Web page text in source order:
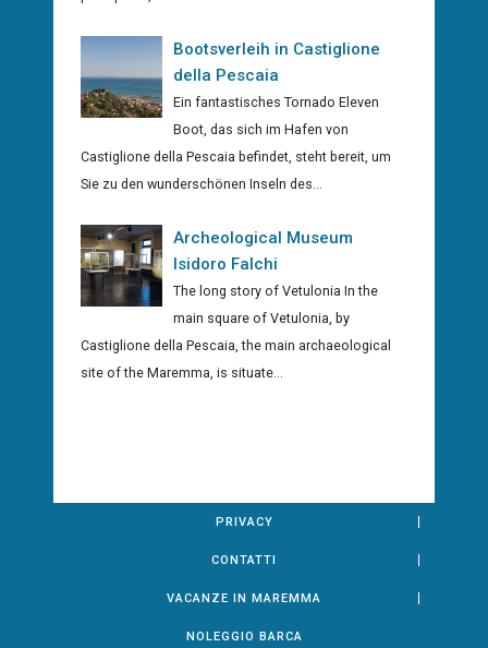
Bootsverleih in Castiglione
della Pescaia
Ein fantastisches Tornado Eleven
Boot, das sich im Hafen von
Castiglione della Pescaia befindet, steht bereit, um
Sie zu den wunderschönen Inseln des...
Archeological Museum
Isidoro Falchi
The long story of Vetulonia In the
main square of Vetulonia, by
Castiglione della Pescaia, the main archaeological
site of the Maremma, is situate...
PRIVACY
CONTATTI
VACANZE IN MAREMMA
NOLEGGIO BARCA